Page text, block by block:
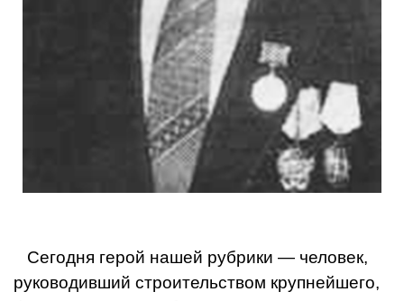
Сегодня герой нашей рубрики — человек,
руководивший строительством крупнейшего,